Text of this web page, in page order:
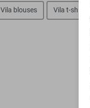
Vila blouses Vila t-shirts